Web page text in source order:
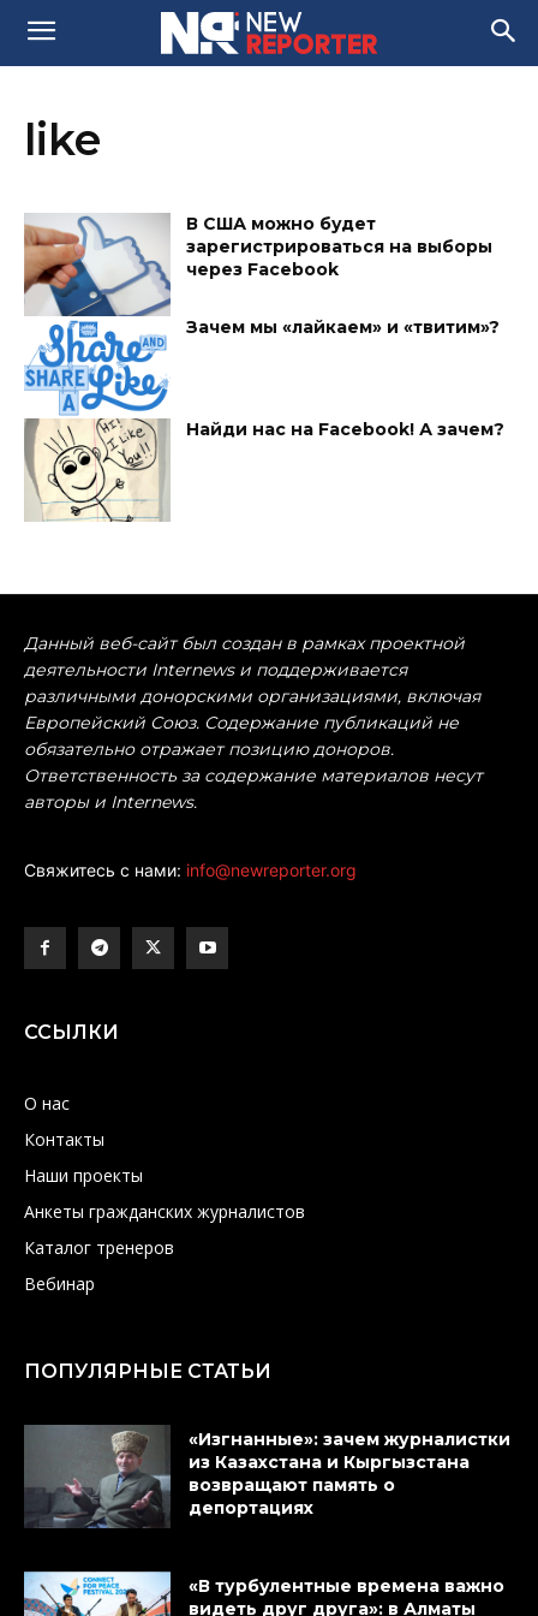
like
В США можно будет
зарегистрироваться на выборы
через Facebook
Зачем мы «лайкаем» и «твитим»?
Найди нас на Facebook! А зачем?
Данный веб-сайт был создан в рамках проектной
деятельности Internews и поддерживается
различными донорскими организациями, включая
Европейский Союз. Содержание публикаций не
обязательно отражает позицию доноров.
Ответственность за содержание материалов несут
авторы и Internews.
Свяжитесь с нами: info@newreporter.org
ССЫЛКИ
О нас
Контакты
Наши проекты
Анкеты гражданских журналистов
Каталог тренеров
Вебинар
ПОПУЛЯРНЫЕ СТАТЬИ
«Изгнанные»: зачем журналистки
из Казахстана и Кыргызстана
возвращают память о
депортациях
«В турбулентные времена важно
видеть друг друга»: в Алматы